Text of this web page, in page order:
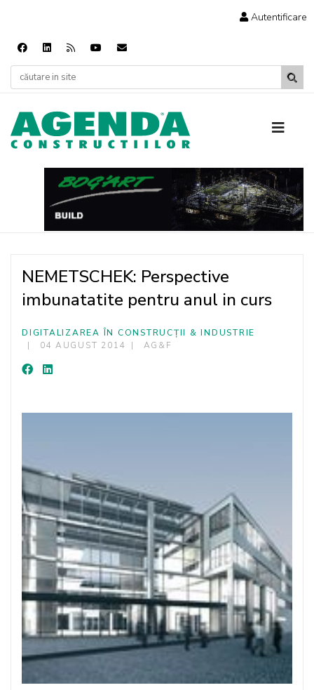
Autentificare
NEMETSCHEK: Perspective
imbunatatite pentru anul in curs
DIGITALIZAREA ÎN CONSTRUCȚII & INDUSTRIE
04 AUGUST 2014
AG&F